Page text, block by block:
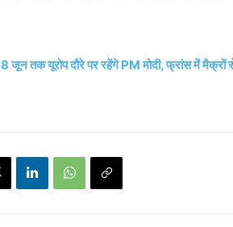
यूरोप दौरे पर रहेंगे PM मोदी, फ्रांस में मैक्रों से